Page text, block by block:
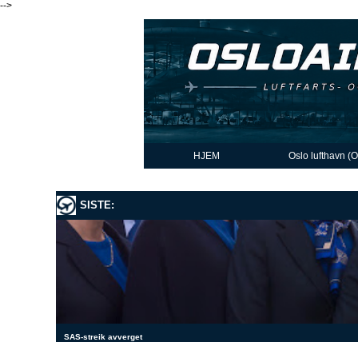
-->
HJEM Oslo lufthavn
SISTE:
SAS-streik avverget